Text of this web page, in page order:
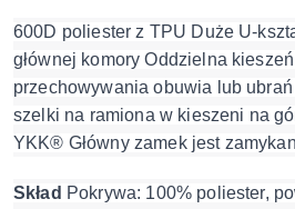
600D poliester z TPU Duże U-
głównej komory Oddzielna
przechowywania obuwia lub
szelki na ramiona w kieszeni na
YKK® Główny zamek jest
Skład Pokrywa: 100% poliester,